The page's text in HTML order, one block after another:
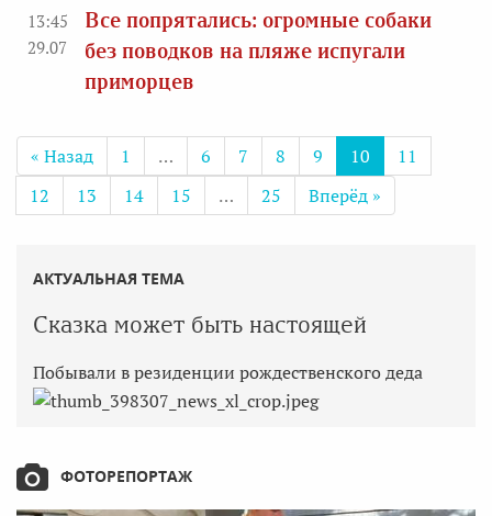
13:45
29.07
Все попрятались: огромные собаки
без поводков на пляже испугали
приморцев
« Назад 1 … 6 7 8 9 10
11
12
13 14 15 … 25 Вперёд »
АКТУАЛЬНАЯ ТЕМА
Сказка может быть настоящей
Побывали в резиденции рождественского деда
ФОТОРЕПОРТАЖ